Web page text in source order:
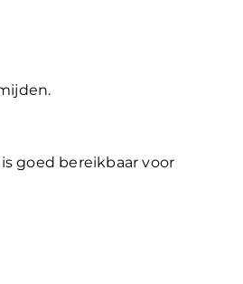
goed bereikbaar voor